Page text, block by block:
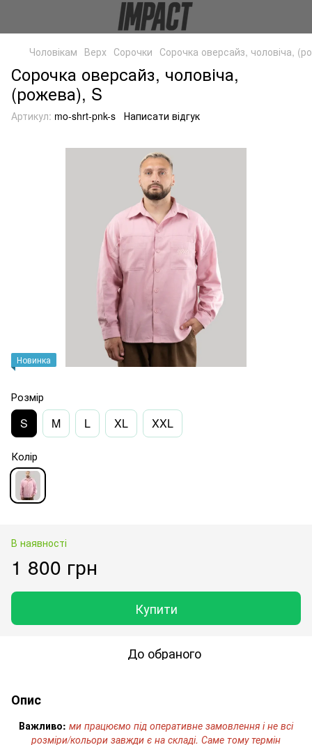
Чоловікам Верх Сорочки Сорочка оверсайз, чоловіча,
Сорочка оверсайз, чоловіча,
(рожева), S
Артикул: mo-shrt-pnk-s Написати відгук
Новинка
Розмір
S M L XL XXL
Колір
В наявності
1 800 грн
Купити
До обраного
Опис
Важливо: ми працюємо під оперативне замовлення і не всі
розміри/кольори завжди є на складі. Саме тому термін